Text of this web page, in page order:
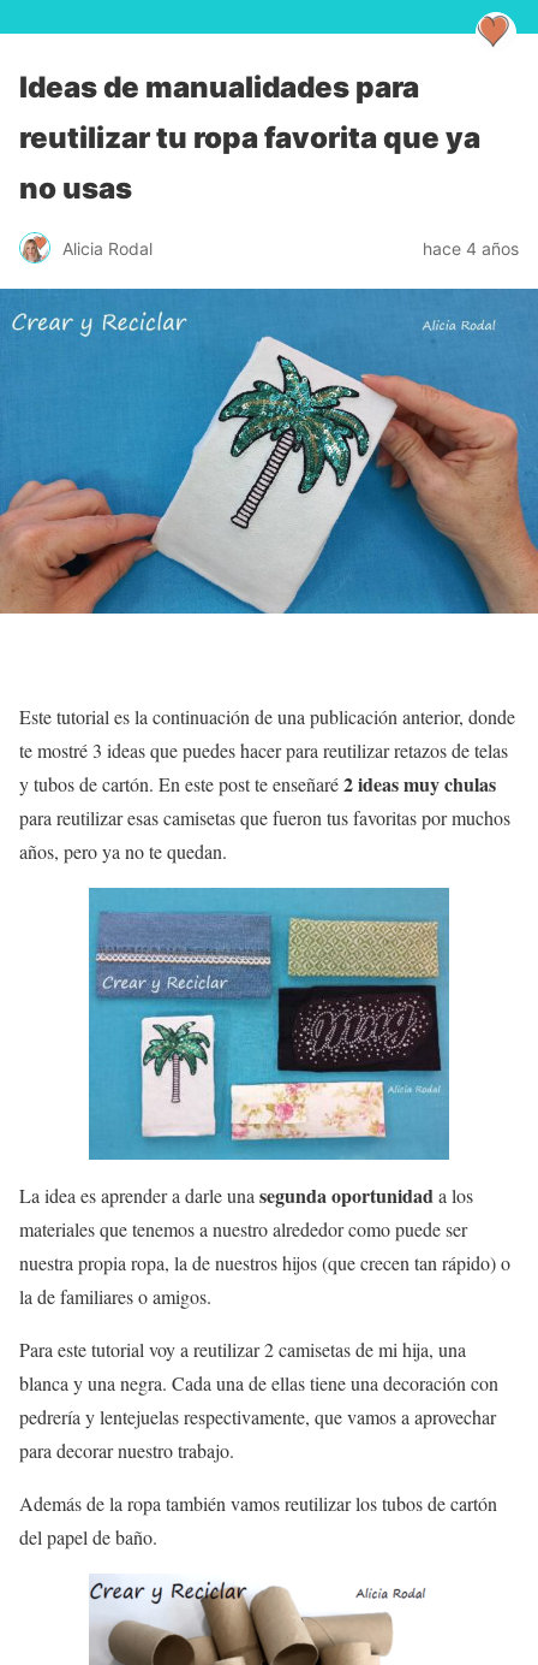
Ideas de manualidades para
reutilizar tu ropa favorita que ya
no usas
Alicia Rodal hace 4 años
Este tutorial es la continuación de una publicación anterior, donde
te mostré 3 ideas que puedes hacer para reutilizar retazos de telas
y tubos de cartón. En este post te enseñaré2 ideas muy chulas
para reutilizar esas camisetas que fueron tus favoritas por muchos
años, pero ya no te quedan.
La idea es aprender a darle una segunda oportunidada los
materiales que tenemos a nuestro alrededor como puede ser
nuestra propia ropa, la de nuestros hijos (que crecen tan rápido) o
la de familiares o amigos.
Para este tutorial voy a reutilizar 2 camisetas de mi hija, una
blanca y una negra. Cada una de ellas tiene una decoración con
pedrería y lentejuelas respectivamente, que vamos a aprovechar
para decorar nuestro trabajo.
Además de la ropa también vamos reutilizar los tubos de cartón
del papel de baño.